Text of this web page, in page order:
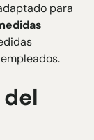
para